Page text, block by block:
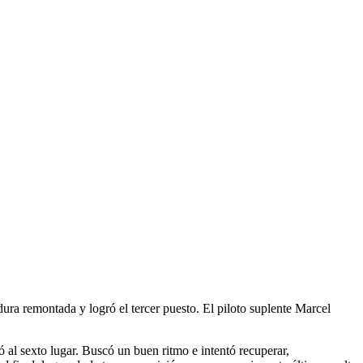
remontada y logró el tercer puesto. El piloto suplente Marcel
sexto lugar. Buscó un buen ritmo e intentó recuperar,